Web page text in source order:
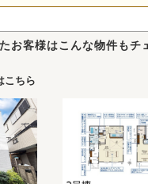
お客様はこんな物件もチ
こちら